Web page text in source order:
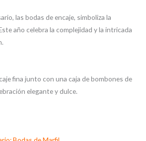
las bodas de encaje, simboliza la
año celebra la complejidad y la intricada
fina junto con una caja de bombones de
elegante y dulce.